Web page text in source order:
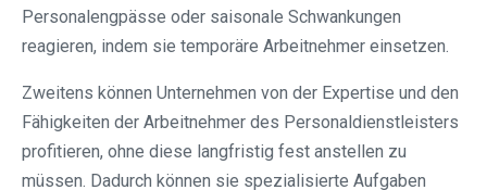
Personalengpässe oder saisonale Schwankungen
reagieren, indem sie temporäre Arbeitnehmer einsetzen.
Zweitens können Unternehmen von der Expertise und den
Fähigkeiten der Arbeitnehmer des Personaldienstleisters
profitieren, ohne diese langfristig fest anstellen zu
müssen. Dadurch können sie spezialisierte Aufgaben